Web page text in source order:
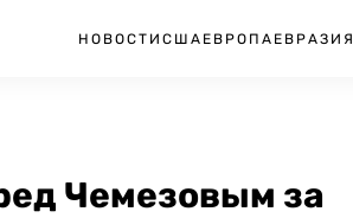
НОВОСТИ США ЕВРОПА ЕВРАЗИЯ
Чемезовым за